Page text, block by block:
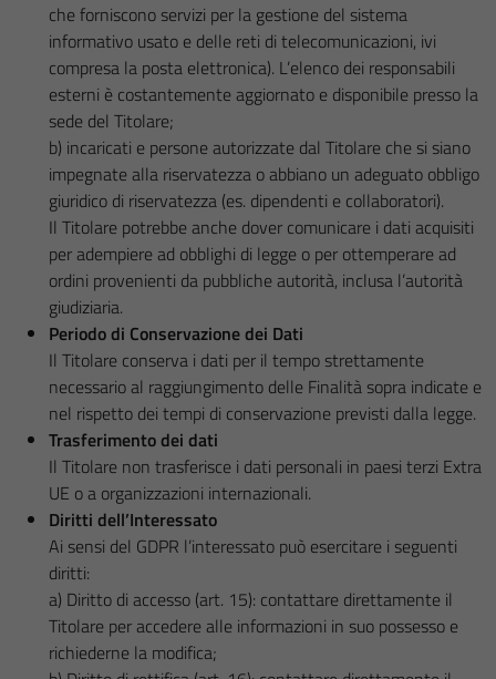
che forniscono servizi per la gestione del sistema
informativo usato e delle reti di telecomunicazioni, ivi
compresa la posta elettronica). L’elenco dei responsabili
esterni è costantemente aggiornato e disponibile presso la
sede del Titolare;
b) incaricati e persone autorizzate dal Titolare che si siano
impegnate alla riservatezza o abbiano un adeguato obbligo
giuridico di riservatezza (es. dipendenti e collaboratori).
Il Titolare potrebbe anche dover comunicare i dati acquisiti
per adempiere ad obblighi di legge o per ottemperare ad
ordini provenienti da pubbliche autorità, inclusa l’autorità
giudiziaria.
Periodo di Conservazione dei Dati
Il Titolare conserva i dati per il tempo strettamente
necessario al raggiungimento delle Finalità sopra indicate e
nel rispetto dei tempi di conservazione previsti dalla legge.
Trasferimento dei dati
Il Titolare non trasferisce i dati personali in paesi terzi Extra
UE o a organizzazioni internazionali.
Diritti dell’Interessato
Ai sensi del GDPR l’interessato può esercitare i seguenti
diritti:
a) Diritto di accesso (art. 15): contattare direttamente il
Titolare per accedere alle informazioni in suo possesso e
richiederne la modifica;